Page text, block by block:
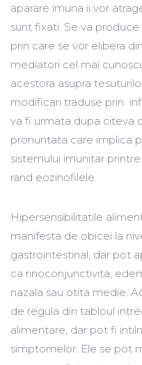
aparare imuna ii vor
sunt fixati. Se va
prin care se vor elibera
mediatori cel mai
acestora asupra
modificari traduse prin
va fi urmata dupa citeva
pronuntata care implica
sistemului imunitar
rand eozinofilele.
Hipersensibilitatile
manifesta de obicei la
gastrointestinal, dar pot
ca rinoconjunctivita,
nazala sau otita medie.
de regula din tabloul
alimentare, dar pot fi
simptomelor. Ele se pot